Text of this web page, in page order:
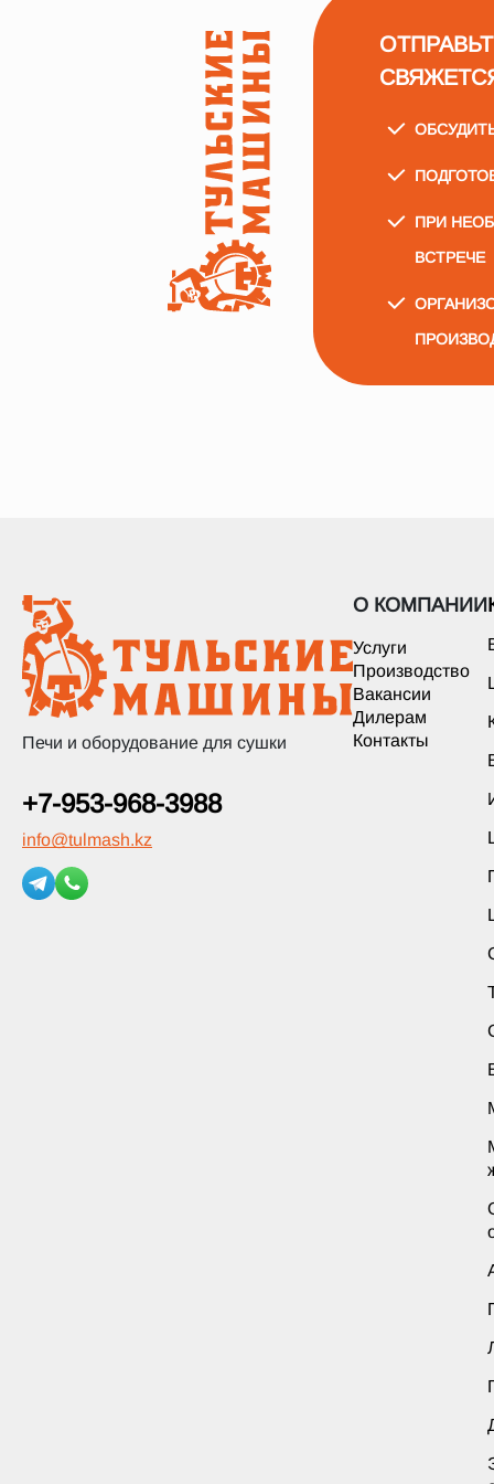
ПРИ
ВСТРЕЧЕ
Печи и оборудование для сушки
+7-953-968-3988
info@tulmash.kz
О КОМПАНИИ
Услуги
Производство
Вакансии
Дилерам
Контакты